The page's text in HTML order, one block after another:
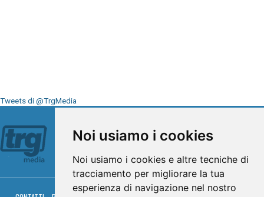
Noi usiamo i cookies
Noi usiamo i cookies e altre tecniche di
tracciamento per migliorare la tua
esperienza di navigazione nel nostro
Tweets di @TrgMedia